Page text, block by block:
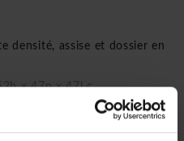
densité, assise et dossier en
x 47p x 47l c